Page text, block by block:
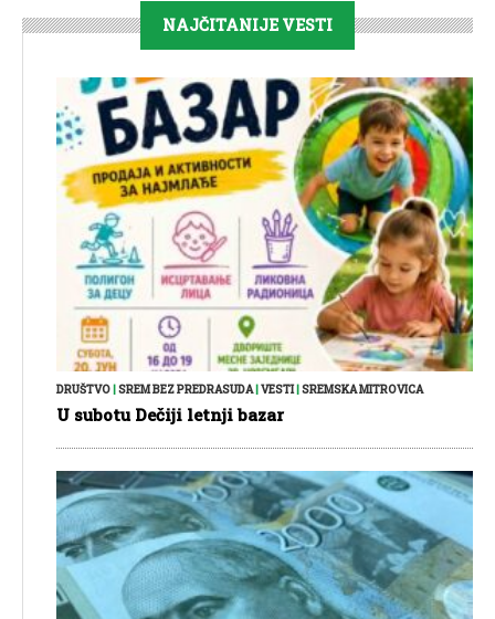
NAJČITANIJE VESTI
DRUŠTVO|SREM BEZ PREDRASUDA|VESTI|SREMSKA MITROVICA
U subotu Dečiji letnji bazar